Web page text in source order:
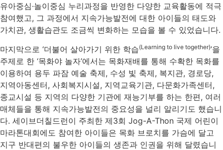
유아중심·놀이중심 누리과정을 반영한 다양한 교육활동에 적극
참여했고, 그 과정에서 지속가능발전에 대한 아이들의 태도와
가치관, 생활습관도 조금씩 변화하는 모습을 볼 수 있었습니다.
마지막으로 ‘더불어 살아가기 위한 학습(Learning to live together)’을
주제로 한 ‘목화야 놀자’에서는 목화재배를 통해 수확한 목화를
이용하여 용두 파잠 예술 축제, 수성 빛 축제, 복지관, 경로당,
지역아동센터, 사회복지시설, 지역교육기관, 다문화가족센터,
종교시설 등 지역의 다양한 기관에 재능기부를 하는 한편, 여러
매체들을 통해 지속가능발전의 중요성을 널리 알리기도 했습니
다. 세이브더칠드런이 주최한 제3회 Jog-A-Thon 국제 어린이
마라톤대회에도 참여한 아이들은 목화 브로치를 가슴에 달고
지구 반대편의 불우한 아이들의 생존과 인권을 위해 달렸습니